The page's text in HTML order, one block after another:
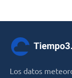
Los datos